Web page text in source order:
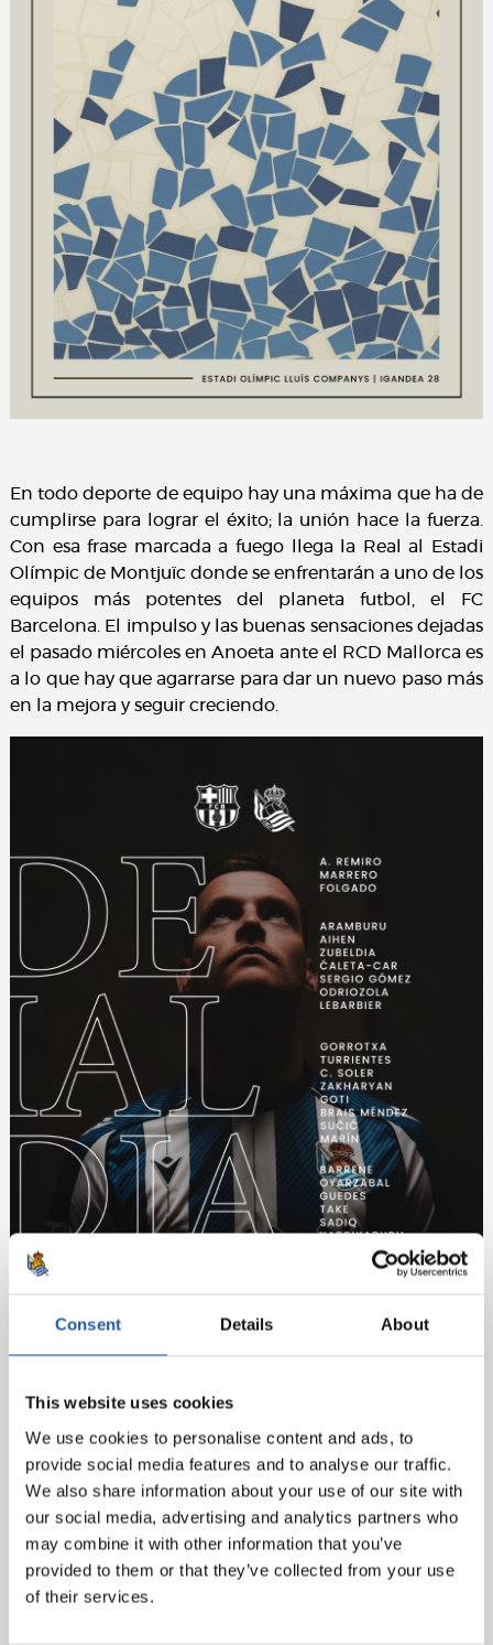
Consent Details About
This website uses cookies
We use cookies to personalise content and ads, to
provide social media features and to analyse our traffic.
We also share information about your use of our site with
our social media, advertising and analytics partners who
may combine it with other information that you’ve
provided to them or that they’ve collected from your use
of their services.
En todo deporte de equipo hay una máxima que ha de
cumplirse para lograr el éxito; la unión hace la fuerza.
Con esa frase marcada a fuego llega la Real al Estadi
Olímpic de Montjuïc donde se enfrentarán a uno de los
equipos más potentes del planeta futbol, el FC
Barcelona. El impulso y las buenas sensaciones dejadas
el pasado miércoles en Anoeta ante el RCD Mallorca es
a lo que hay que agarrarse para dar un nuevo paso más
en la mejora y seguir creciendo.
Poca presentación necesita nuestro adversario de hoy.
Jugadores de talla mundial y líderes de sus selecciones
en cada posición, capaces de desequilibrar a la defensa
más ordenada en cualquier acción… toda atención será
poca ante ellos. La ambición de los realistas será otra
de las claves hoy. Cuando llegas con el fuerte deseo de
seguir sumando, de seguir haciendo del tuyo un
equipo mejor, dar un golpe encima de la mesa en un